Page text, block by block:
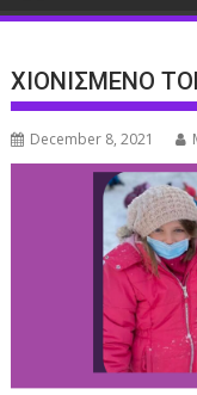
ΧΙΟΝΙΣΜΕΝΟ
December 8, 2021